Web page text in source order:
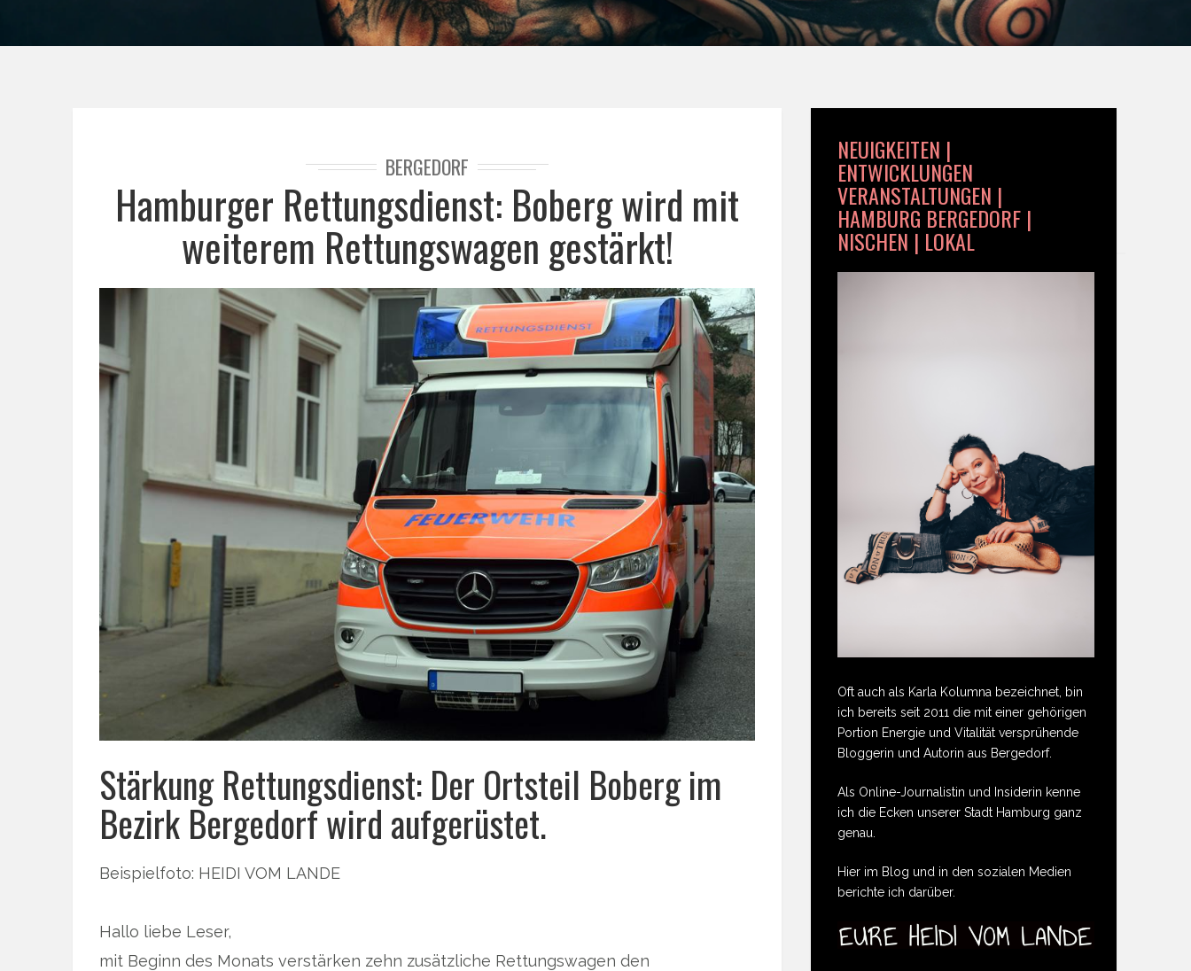
BERGEDORF
Hamburger Rettungsdienst: Boberg wird mit
weiterem Rettungswagen gestärkt!
Stärkung Rettungsdienst: Der Ortsteil Boberg im
Bezirk Bergedorf wird aufgerüstet.
Beispielfoto: HEIDI VOM LANDE
Hallo liebe Leser,
mit Beginn des Monats verstärken zehn zusätzliche Rettungswagen den
NEUIGKEITEN |
ENTWICKLUNGEN
VERANSTALTUNGEN |
HAMBURG BERGEDORF |
NISCHEN | LOKAL
Oft auch als Karla Kolumna bezeichnet, bin
ich bereits seit 2011 die mit einer gehörigen
Portion Energie und Vitalität versprühende
Bloggerin und Autorin aus Bergedorf.
Als Online-Journalistin und Insiderin kenne
ich die Ecken unserer Stadt Hamburg ganz
genau.
Hier im Blog und in den sozialen Medien
berichte ich darüber.